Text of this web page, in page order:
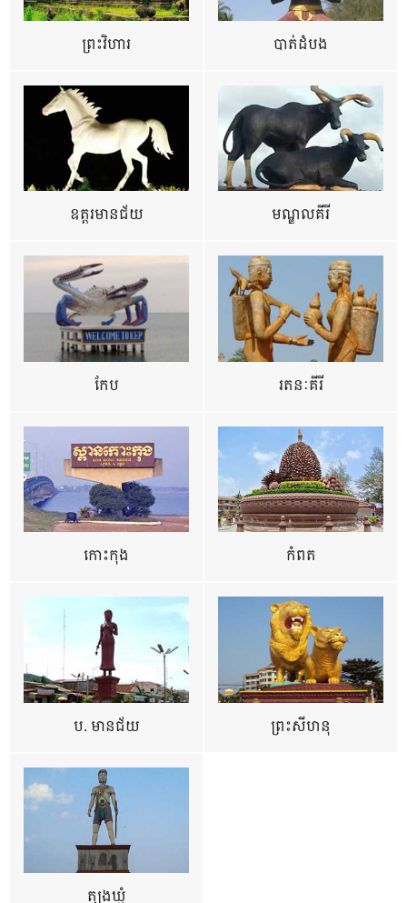
ព្រះវិហារ បាត់ដំបង
ឧត្ដរមានជ័យ មណ្ឌលគីរី
កែប រតនៈគីរី
កោះកុង កំពត
ប. មានជ័យ ព្រះសីហនុ
ត្បូងឃ្មុំ